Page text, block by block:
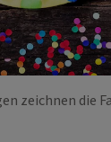
zeichnen die